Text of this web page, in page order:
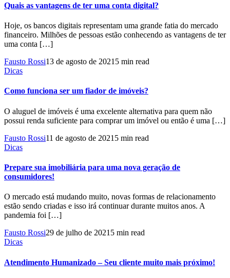
Quais as vantagens de ter uma conta digital?
Hoje, os bancos digitais representam uma grande fatia do mercado
financeiro. Milhões de pessoas estão conhecendo as vantagens de ter
uma conta […]
Fausto Rossi13 de agosto de 2021 5 min read
Dicas
Como funciona ser um fiador de imóveis?
O aluguel de imóveis é uma excelente alternativa para quem não
possui renda suficiente para comprar um imóvel ou então é uma […]
Fausto Rossi11 de agosto de 2021 5 min read
Dicas
Prepare sua imobiliária para uma nova geração de
consumidores!
O mercado está mudando muito, novas formas de relacionamento
estão sendo criadas e isso irá continuar durante muitos anos. A
pandemia foi […]
Fausto Rossi29 de julho de 2021 5 min read
Dicas
Atendimento Humanizado – Seu cliente muito mais próximo!